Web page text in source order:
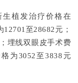
植发治疗价格在
至28682元；
埋线双眼皮手术费
为3052至3838元